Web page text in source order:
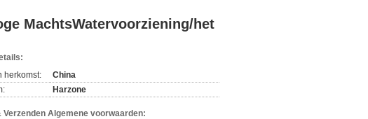
MachtsWatervoorziening/het
herkomst:
China
Harzone
Verzenden Algemene voorwaarden: